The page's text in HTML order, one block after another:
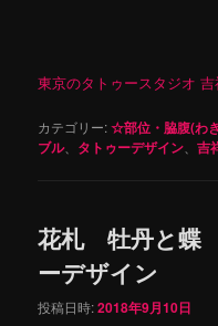
東京のタトゥースタジオ
カテゴリー:☆部位・脇腹(わ
ブル、 タトゥーデザイン 、吉
花札 牡丹と蝶
ーデザイン
投稿日時:2018年9月10日